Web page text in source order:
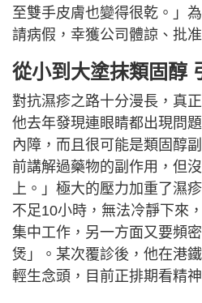
至雙手皮膚也變得很乾。」
請病假，幸獲公司體諒、批准
從小到大塗抹類固醇
對抗濕疹之路十分漫長，真
他去年發現連眼睛都出現問
內障，而且很可能是類固醇
前講解過藥物的副作用，但
上。」極大的壓力加重了濕
不足10小時，無法冷靜下來
集中工作，另一方面又要頻
煲」。某次覆診後，他在港
輕生念頭，目前正排期看精神